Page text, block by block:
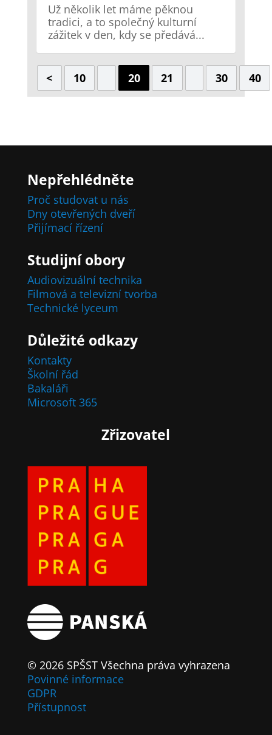
Už několik let máme pěknou
tradici, a to společný kulturní
zážitek v den, kdy se předává...
< 10 20 21 30 40
Nepřehlédněte
Proč studovat u nás
Dny otevřených dveří
Přijímací řízení
Studijní obory
Audiovizuální technika
Filmová a televizní tvorba
Technické lyceum
Důležité odkazy
Kontakty
Školní řád
Bakaláři
Microsoft 365
Zřizovatel
© 2026 SPŠST Všechna práva vyhrazena
Povinné informace
GDPR
Přístupnost